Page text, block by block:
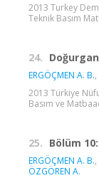
2013 Turkey
Teknik Basım
24.
ERGÖÇMEN A. B.,
2013 Türkiye
Basım ve
25. Bölüm 10:
ERGÖÇMEN A. B.,
ÖZGÖREN A.